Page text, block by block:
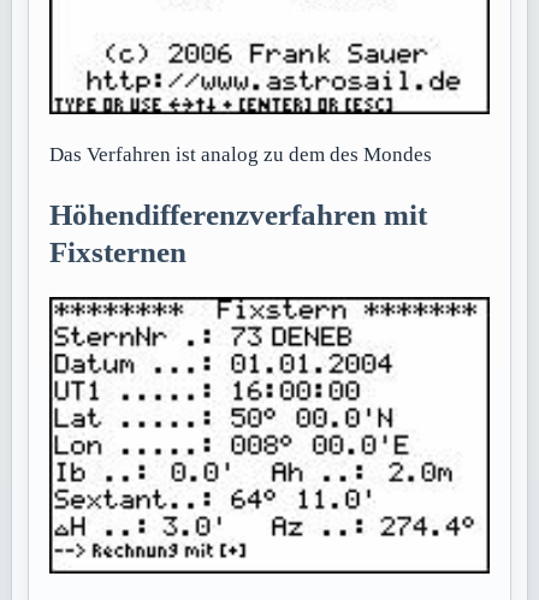
Das Verfahren ist analog zu dem des Mondes
Höhendifferenzverfahren mit
Fixsternen